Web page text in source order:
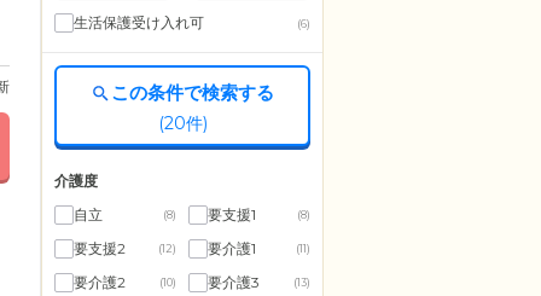
生活保護受け入れ可 (6)
この条件で検索する
(20件)
介護度
自立
(8) 要支援1 (8)
要支援2 (12) 要介護1 (11)
要介護2 (10) 要介護3 (13)